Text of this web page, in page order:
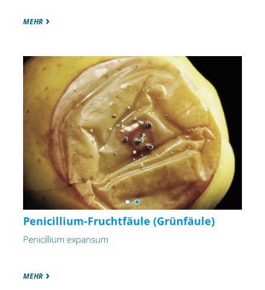
MEHR
Penicillium-Fruchtfäule (Grünfäule)
Penicillium expansum
MEHR